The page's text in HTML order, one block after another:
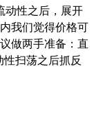
动性之后，展开
我们觉得价格可
做两手准备：直
扫荡之后抓反